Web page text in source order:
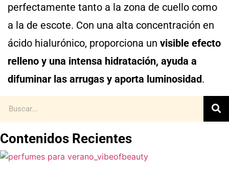
perfectamente tanto a la zona de cuello como
a la de escote. Con una alta concentración en
ácido hialurónico, proporciona un visible efecto
relleno y una intensa hidratación, ayuda a
difuminar las arrugas y aporta luminosidad.
Contenidos Recientes